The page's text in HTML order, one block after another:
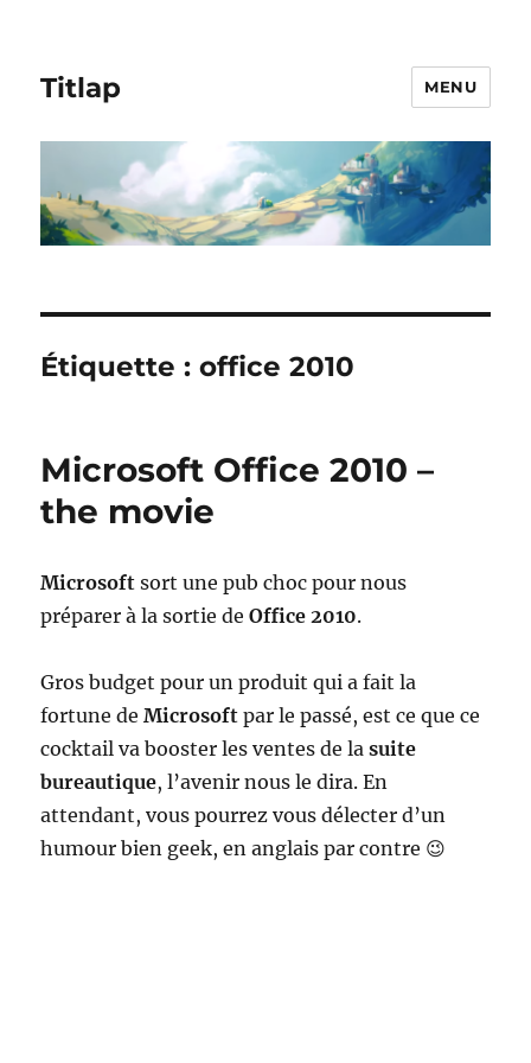
Titlap MENU
Étiquette :office 2010
Microsoft Office 2010 –
the movie
Microsoft sort une pub choc pour nous
préparer à la sortie deOffice 2010.
Gros budget pour un produit qui a fait la
fortune deMicrosoft par le passé, est ce que ce
cocktail va booster les ventes de lasuite
bureautique, l’avenir nous le dira. En
attendant, vous pourrez vous délecter d’un
humour bien geek, en anglais par contre 😉